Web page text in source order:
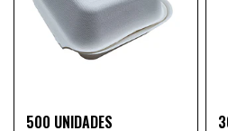
500 UNIDADES